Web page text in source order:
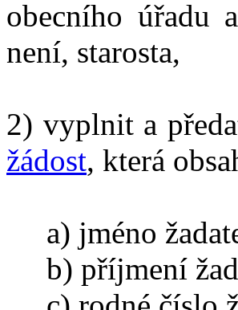
obecního úřadu
není, starosta,
2) vyplnit a
žádost, která
a) jméno
b) příjmení